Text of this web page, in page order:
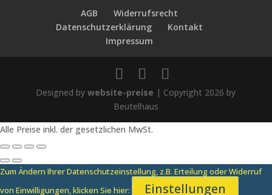
AGB
Widerrufsrecht
Datenschutzerklärung
Kontakt
Impressum
Designed bywebsite-preise | Copyright 2026 by
Beutelhaus
Alle Preise inkl. der gesetzlichen MwSt.
Zum Ändern Ihrer Datenschutzeinstellung, z.B. Erteilung oder Widerruf
von Einwilligungen, klicken Sie hier:
Einstellungen